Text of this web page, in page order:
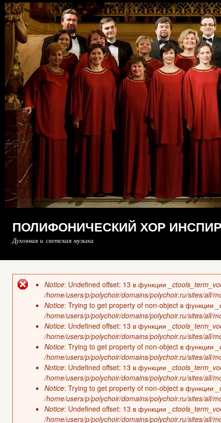
ПОЛИФОНИЧЕСКИЙ ХОР
Духовная и светская музыка
Сообщение об ошибке
Notice: Undefined offset: 13 в функции
/home/users/p/polychoir/domains/polychoir.ru/sites/all/
Notice: Trying to get property of non-object в функции
/home/users/p/polychoir/domains/polychoir.ru/sites/all/
Notice: Undefined offset: 13 в функции
/home/users/p/polychoir/domains/polychoir.ru/sites/all/
Notice: Trying to get property of non-object в функции
/home/users/p/polychoir/domains/polychoir.ru/sites/all/
Notice: Undefined offset: 13 в функции
/home/users/p/polychoir/domains/polychoir.ru/sites/all/
Notice: Trying to get property of non-object в функции
/home/users/p/polychoir/domains/polychoir.ru/sites/all/
Notice: Undefined offset: 13 в функции
/home/users/p/polychoir/domains/polychoir.ru/sites/all/